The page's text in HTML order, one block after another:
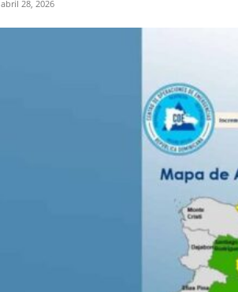
abril 28, 2026